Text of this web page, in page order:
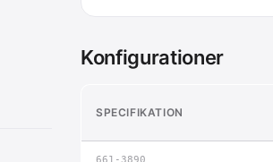
Konfigurationer
SPECIFIKATION